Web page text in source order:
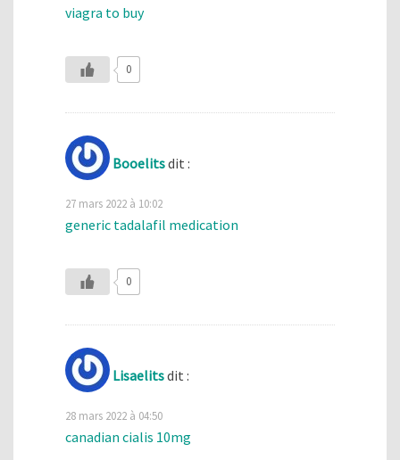
viagra to buy
0
Booelitsdit :
27 mars 2022 à 10:02
generic tadalafil medication
0
Lisaelitsdit :
28 mars 2022 à 04:50
canadian cialis 10mg